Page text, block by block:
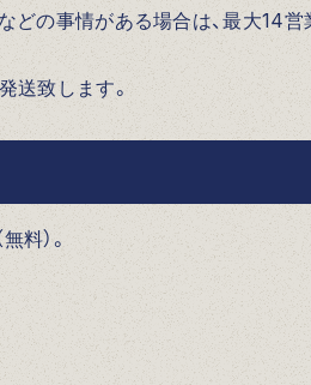
どの事情がある場合は、最大14
送致します。
料）。